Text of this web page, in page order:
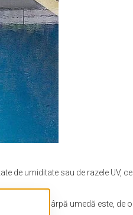
de umiditate sau de razele UV,
cu o cârpă umedă este, de